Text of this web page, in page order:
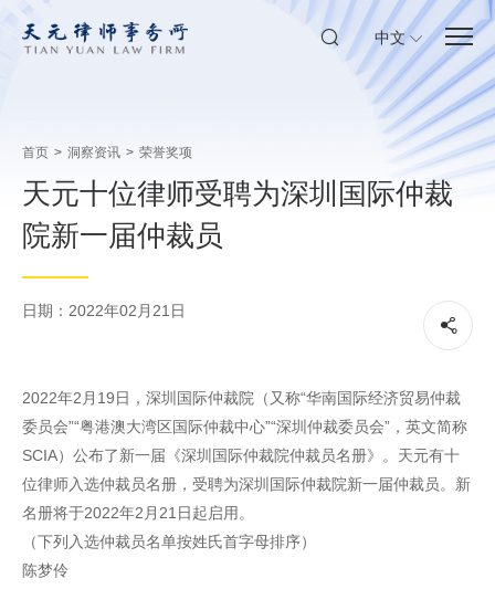
中文
首页 > 洞察资讯 > 荣誉奖项
天元十位律师受聘为深圳国际仲裁
院新一届仲裁员
日期：2022年02月21日
2022年2月19日，深圳国际仲裁院（又称“华南国际经济贸易仲裁
委员会”“粤港澳大湾区国际仲裁中心”“深圳仲裁委员会”，英文简称
SCIA）公布了新一届《深圳国际仲裁院仲裁员名册》。天元有十
位律师入选仲裁员名册，受聘为深圳国际仲裁院新一届仲裁员。新
名册将于2022年2月21日起启用。
（下列入选仲裁员名单按姓氏首字母排序）
陈梦伶